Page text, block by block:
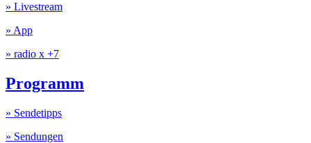
» Livestream
» App
» radio x +7
Programm
» Sendetipps
» Sendungen